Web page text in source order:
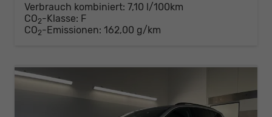
Verbrauch kombiniert: 7,10 l/100km
CO2-Klasse: F
CO2-Emissionen: 162,00 g/km